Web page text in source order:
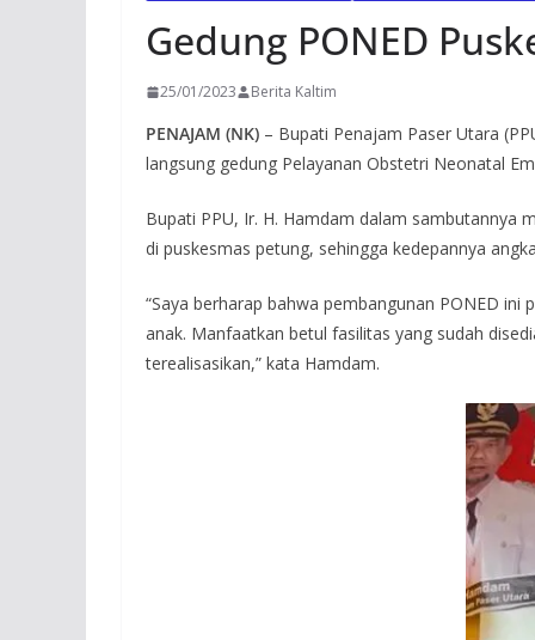
Gedung PONED
25/01/2023 Berita Kaltim
PENAJAM (NK) – Bupati Penajam Paser Utara
langsung gedung Pelayanan Obstetri Neonatal
Bupati PPU, Ir. H. Hamdam dalam sambutannya
di puskesmas petung, sehingga kedepannya
“Saya berharap bahwa pembangunan PONED
anak. Manfaatkan betul fasilitas yang sudah
terealisasikan,” kata Hamdam.